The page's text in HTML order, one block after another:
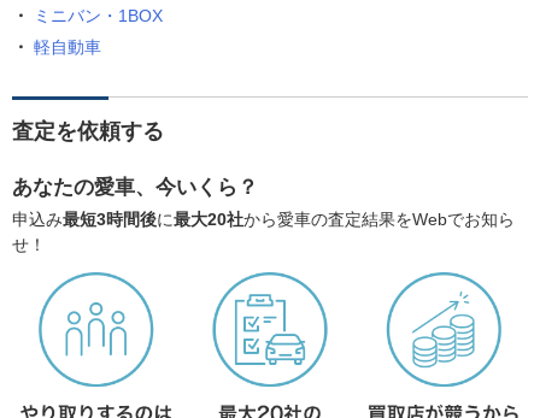
ミニバン・1BOX
軽自動車
査定を依頼する
あなたの愛車、今いくら？
申込み最短3時間後に最大20社から愛車の査定結果をWebでお知ら
せ！